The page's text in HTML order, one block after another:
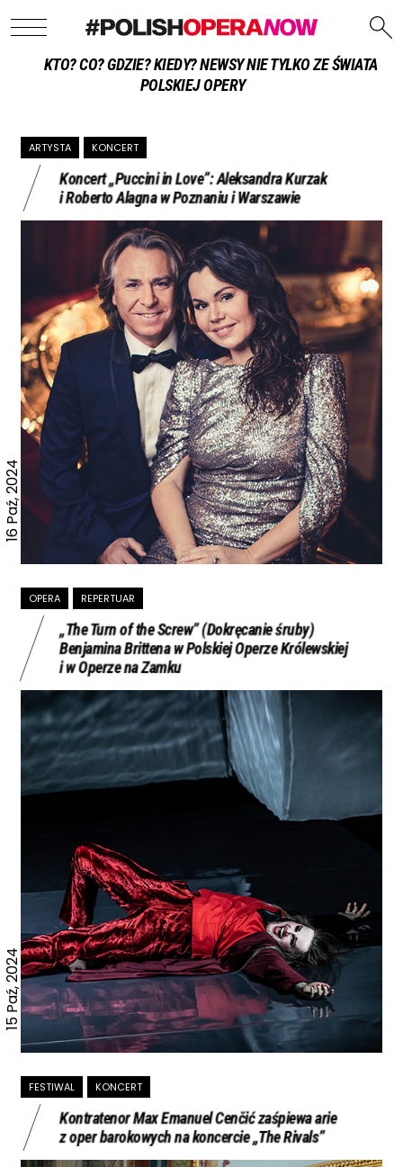
KTO? CO? GDZIE? KIEDY? NEWSY NIE TYLKO ZE ŚWIATA
POLSKIEJ OPERY
ARTYSTA KONCERT
Koncert „Puccini in Love”: Aleksandra Kurzak
i Roberto Alagna w Poznaniu i Warszawie
16 Paź, 2024
OPERA REPERTUAR
„The Turn of the Screw” (Dokręcanie śruby)
Benjamina Brittena w Polskiej Operze Królewskiej
i w Operze na Zamku
15 Paź, 2024
FESTIWAL KONCERT
Kontratenor Max Emanuel Cenčić zaśpiewa arie
z oper barokowych na koncercie „The Rivals”